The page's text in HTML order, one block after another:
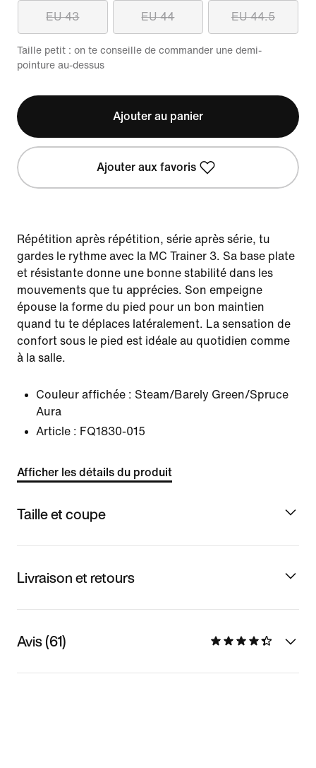
EU 43 EU 44 EU 44.5
Taille petit : on te conseille de commander une demi-
pointure au-dessus
Ajouter au panier
Ajouter aux favoris
Répétition après répétition, série après série, tu
gardes le rythme avec la MC Trainer 3. Sa base plate
et résistante donne une bonne stabilité dans les
mouvements que tu apprécies. Son empeigne
épouse la forme du pied pour un bon maintien
quand tu te déplaces latéralement. La sensation de
confort sous le pied est idéale au quotidien comme
à la salle.
Couleur affichée : Steam/Barely Green/Spruce
Aura
Article : FQ1830-015
Afficher les détails du produit
Taille et coupe
Livraison et retours
Avis (61)